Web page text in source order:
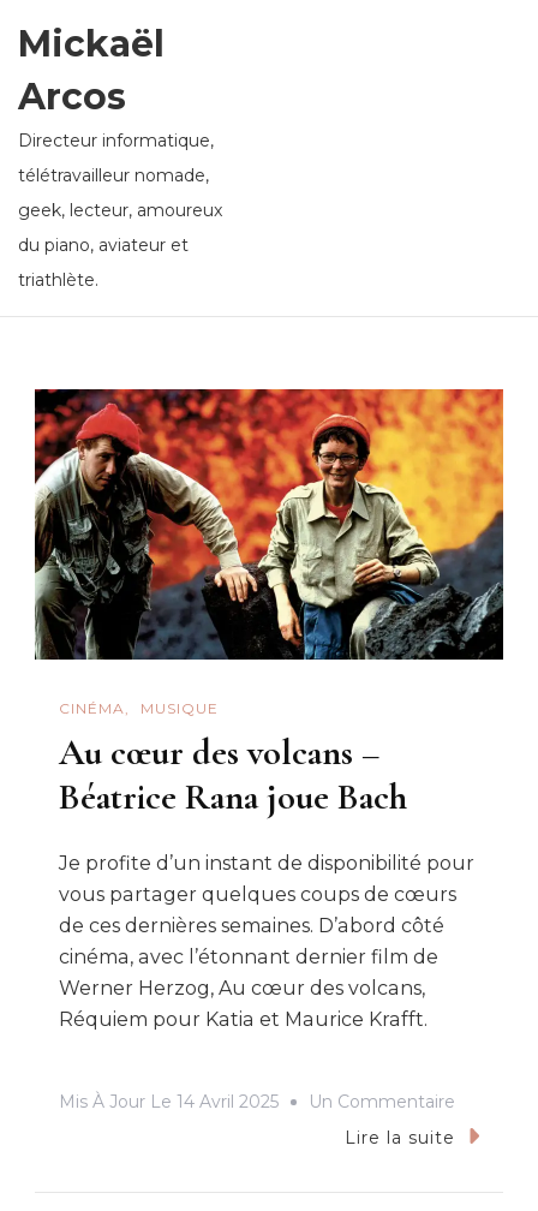
Mickaël
Arcos
Directeur informatique,
télétravailleur nomade,
geek, lecteur, amoureux
du piano, aviateur et
triathlète.
CINÉMA MUSIQUE
Au cœur des volcans –
Béatrice Rana joue Bach
Je profite d’un instant de disponibilité pour
vous partager quelques coups de cœurs
de ces dernières semaines. D’abord côté
cinéma, avec l’étonnant dernier film de
Werner Herzog, Au cœur des volcans,
Réquiem pour Katia et Maurice Krafft.
Mis À Jour Le 14 Avril 2025 Un Commentaire
Au
Lire la suite